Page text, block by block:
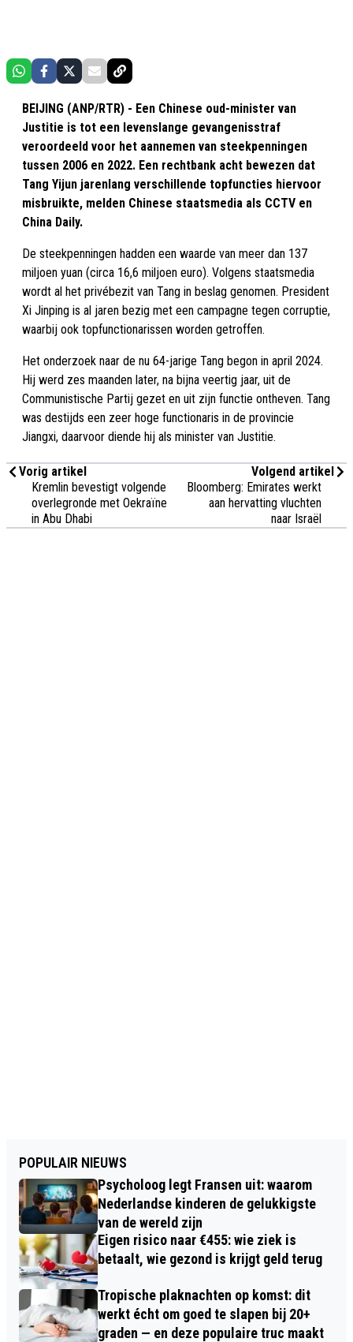
BEIJING (ANP/RTR) - Een Chinese oud-minister van
Justitie is tot een levenslange gevangenisstraf
veroordeeld voor het aannemen van steekpenningen
tussen 2006 en 2022. Een rechtbank acht bewezen dat
Tang Yijun jarenlang verschillende topfuncties hiervoor
misbruikte, melden Chinese staatsmedia als CCTV en
China Daily.
De steekpenningen hadden een waarde van meer dan 137
miljoen yuan (circa 16,6 miljoen euro). Volgens staatsmedia
wordt al het privébezit van Tang in beslag genomen. President
Xi Jinping is al jaren bezig met een campagne tegen corruptie,
waarbij ook topfunctionarissen worden getroffen.
Het onderzoek naar de nu 64-jarige Tang begon in april 2024.
Hij werd zes maanden later, na bijna veertig jaar, uit de
Communistische Partij gezet en uit zijn functie ontheven. Tang
was destijds een zeer hoge functionaris in de provincie
Jiangxi, daarvoor diende hij als minister van Justitie.
Vorig artikel
Kremlin bevestigt volgende
overlegronde met Oekraïne
in Abu Dhabi
Volgend artikel
Bloomberg: Emirates werkt
aan hervatting vluchten
naar Israël
POPULAIR NIEUWS
Psycholoog legt Fransen uit: waarom
Nederlandse kinderen de gelukkigste
van de wereld zijn
Eigen risico naar €455: wie ziek is
betaalt, wie gezond is krijgt geld terug
Tropische plaknachten op komst: dit
werkt écht om goed te slapen bij 20+
graden — en deze populaire truc maakt